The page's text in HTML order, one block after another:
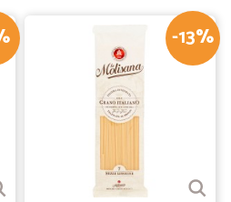
da voi
-13%